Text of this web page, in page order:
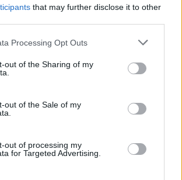
that may further disclose it to other
website/app uses one or more Google
visit or usage behaviour. You may click to
to Google and its third-party tags to
below specified purposes in below Google
Processing Opt Outs
out of the Sharing of my
out of the Sale of my
out of processing my
for Targeted Advertising.
με τουςΜιλγουόκι Μπακςκαι
Αντετοκούνμπο.
να παίζει μπάσκετ το 2006 με τη φανέλα
, ενώ στη συνέχεια αγωνίστηκε σε
Ευρώπη (ανάμεσά τους και ο
Άρης
προτού επιστρέψει στο ΝΒΑ.
από το 2012 μέχρι το
76ερς, οι Λος Αντζελες
Γιορκ Νικς.